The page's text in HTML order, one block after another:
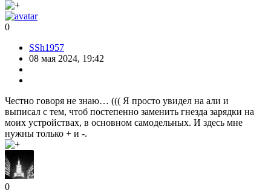
0
SSh1957
08 мая 2024, 19:42
Честно говоря не знаю… ((( Я просто увидел на али и
выписал с тем, чтоб постепенно заменить гнезда зарядки на
моих устройствах, в основном самодельных. И здесь мне
нужны только + и -.
0